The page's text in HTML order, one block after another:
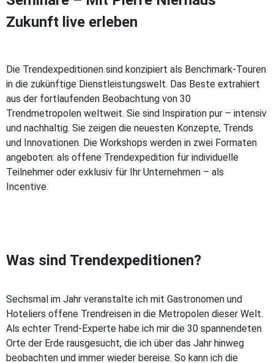
Zukunft live erleben
Die Trendexpeditionen sind konzipiert als Benchmark-Touren
in die zukünftige Dienstleistungswelt. Das Beste extrahiert
aus der fortlaufenden Beobachtung von 30
Trendmetropolen weltweit. Sie sind Inspiration pur – intensiv
und nachhaltig. Sie zeigen die neuesten Konzepte, Trends
und Innovationen. Die Workshops werden in zwei Formaten
angeboten: als offene Trendexpedition für individuelle
Teilnehmer oder exklusiv für Ihr Unternehmen – als
Incentive.
Was sind Trendexpeditionen?
Sechsmal im Jahr veranstalte ich mit Gastronomen und
Hoteliers offene Trendreisen in die Metropolen dieser Welt.
Als echter Trend-Experte habe ich mir die 30 spannendeten
Orte der Erde rausgesucht, die ich über das Jahr hinweg
beobachten und immer wieder bereise. So kann ich die